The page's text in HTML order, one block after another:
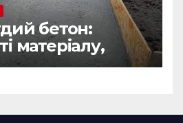
бетон:
матеріалу,